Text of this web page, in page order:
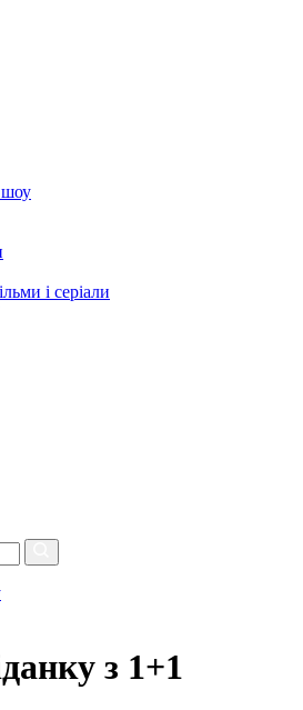
шоу
і серіали
з 1+1